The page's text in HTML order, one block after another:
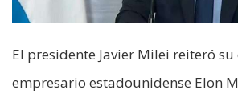
El presidente Javier Milei reiteró su
empresario estadounidense Elon